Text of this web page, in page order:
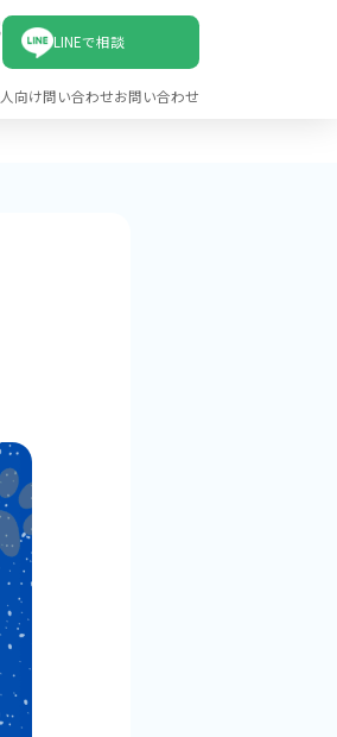
LINEで相談
向け問い合わせお問い合わせ